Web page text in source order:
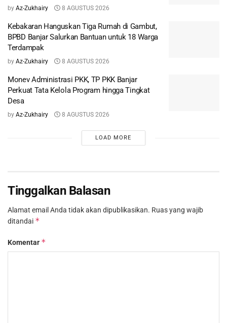
by Az-Zukhairy 8 AGUSTUS 2026
Kebakaran Hanguskan Tiga Rumah di Gambut,
BPBD Banjar Salurkan Bantuan untuk 18 Warga
Terdampak
by Az-Zukhairy 8 AGUSTUS 2026
Monev Administrasi PKK, TP PKK Banjar
Perkuat Tata Kelola Program hingga Tingkat
Desa
by Az-Zukhairy 8 AGUSTUS 2026
LOAD MORE
Tinggalkan Balasan
Alamat email Anda tidak akan dipublikasikan. Ruas yang wajib
ditandai *
Komentar *